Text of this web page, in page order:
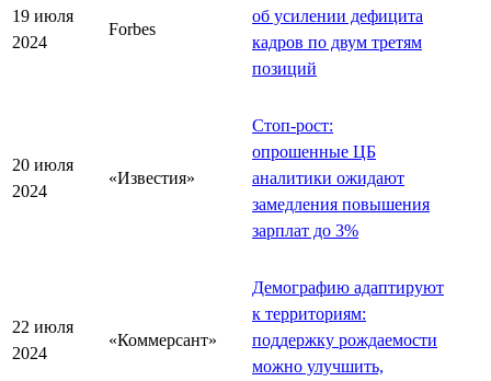
19 июля
2024
Forbes
об усилении дефицита
кадров по двум третям
позиций
20 июля
2024
«Известия»
Стоп-рост:
опрошенные ЦБ
аналитики ожидают
замедления повышения
зарплат до 3%
22 июля
2024
«Коммерсант»
Демографию адаптируют
к территориям:
поддержку рождаемости
можно улучшить,